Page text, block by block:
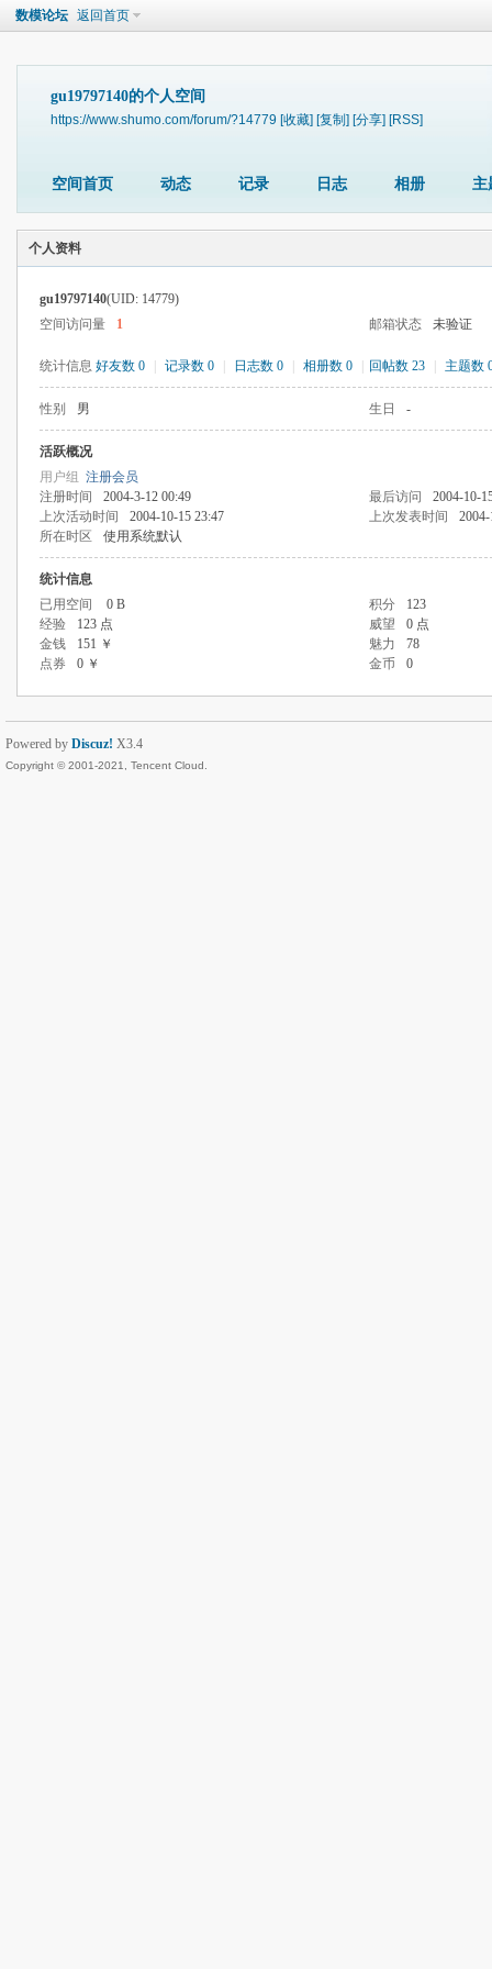
数模论坛 返回首页
gu19797140的个人空间
https://www.shumo.com/forum/?14779 [收藏] [复制] [分享] [RSS]
空间首页 动态 记录 日志 相册 主
个人资料
gu19797140(UID: 14779)
空间访问量
1 邮箱状态 未验证
统计信息 好友数 0 记录数 0 日志数 0 相册数 0 回帖数 23 主题数
性别 男 生日 -
活跃概况
用户组 注册会员
注册时间
2004-3-12 00:49 最后访问
2004-10-
上次活动时间
2004-10-15 23:47 上次发表时间
所在时区
使用系统默认
统计信息
已用空间
0 B 积分
123
经验
123 点 威望
0 点
金钱
151 ￥ 魅力
78
点券
0 ￥ 金币 0
Powered by Discuz! X3.4
Copyright © 2001-2021, Tencent Cloud.